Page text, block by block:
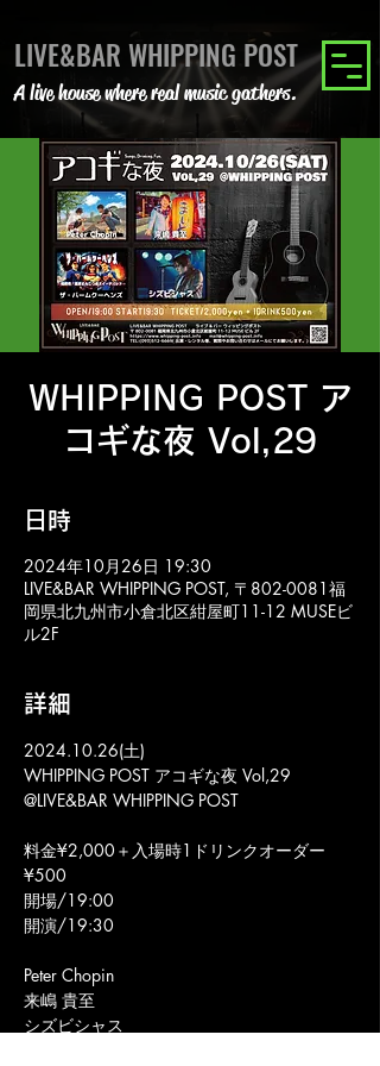
LIVE&BAR WHIPPING POST
A live house where real music gathers.
WHIPPING POST ア
コギな夜 Vol,29
日時
2024年10月26日 19:30
LIVE&BAR WHIPPING POST, 〒802-0081福
岡県北九州市小倉北区紺屋町11-12 MUSEビ
ル2F
詳細
2024.10.26(土)
WHIPPING POST アコギな夜 Vol,29
@LIVE&BAR WHIPPING POST
料金¥2,000＋入場時1ドリンクオーダー
¥500
開場/19:00
開演/19:30
Peter Chopin
来嶋 貴至
シズビシャス